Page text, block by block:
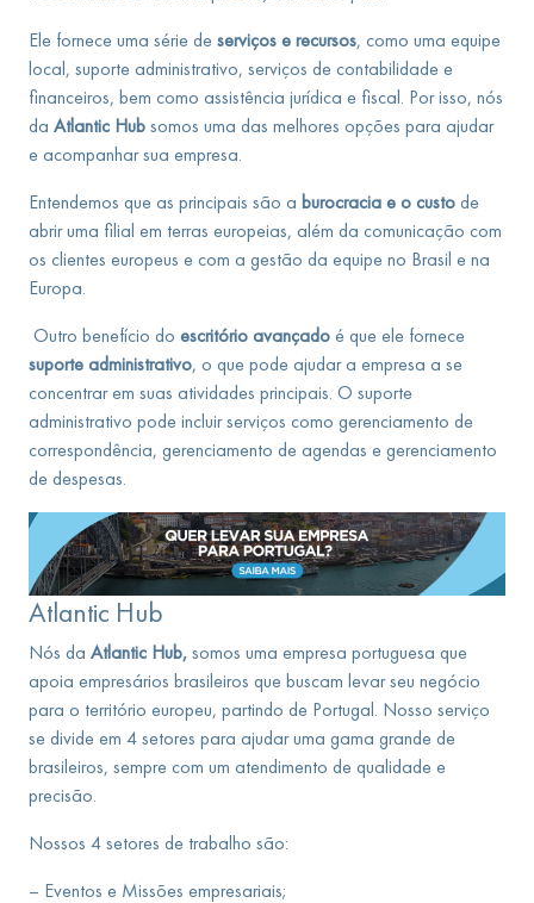
Ele fornece uma série de serviços e recursos, como uma equipe
local, suporte administrativo, serviços de contabilidade e
financeiros, bem como assistência jurídica e fiscal. Por isso, nós
da Atlantic Hub somos uma das melhores opções para ajudar
e acompanhar sua empresa.
Entendemos que as principais são a burocracia e o custo de
abrir uma filial em terras europeias, além da comunicação com
os clientes europeus e com a gestão da equipe no Brasil e na
Europa.
Outro benefício do escritório avançado é que ele fornece
suporte administrativo, o que pode ajudar a empresa a se
concentrar em suas atividades principais. O suporte
administrativo pode incluir serviços como gerenciamento de
correspondência, gerenciamento de agendas e gerenciamento
de despesas.
Atlantic Hub
Nós da Atlantic Hub, somos uma empresa portuguesa que
apoia empresários brasileiros que buscam levar seu negócio
para o território europeu, partindo de Portugal. Nosso serviço
se divide em 4 setores para ajudar uma gama grande de
brasileiros, sempre com um atendimento de qualidade e
precisão.
Nossos 4 setores de trabalho são:
– Eventos e Missões empresariais;